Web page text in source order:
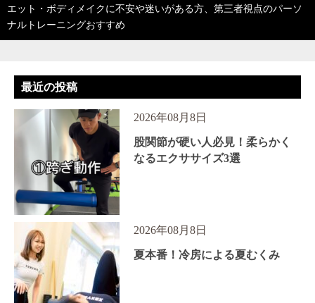
エット・ボディメイクに不安や迷いがある方、第三者視点のパーソ
ナルトレーニングおすすめ
最近の投稿
2026年08月8日
股関節が硬い人必見！柔らかく
なるエクササイズ3選
2026年08月8日
夏本番！冷房による夏むくみ